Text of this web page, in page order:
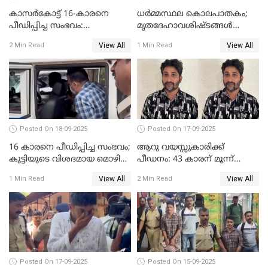
കാസർകോട്ട് 16-കാരനെ
പീഡിപ്പിച്ച സംഭവം:
ഇടപാടുകൾ നടന്നതായി
പൊലീസ്
2 Min Read View All
ധർമ്മസ്ഥല കൊലപാതകം;
മൃതദേഹാവശിഷ്ടങ്ങൾ
1 Min Read View All
Posted On 18-09-2025
16 കാരനെ പീഡിപ്പിച്ച സംഭവം;
കുട്ടിയുടെ വിശദമായ മൊഴി
1 Min Read View All
Posted On 17-09-2025
ആറു വയസ്സുകാരിക്ക്
പീഡനം: 43 കാരന് മൂന്ന്
പിഴയും ശിക്ഷ
2 Min Read View All
Posted On 17-09-2025 Posted On 15-09-2025